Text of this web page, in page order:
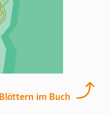
Blättern im Buch